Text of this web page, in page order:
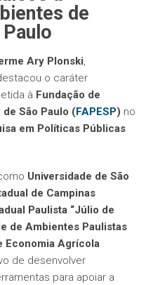
de
Ary Plonski,
o caráter
à Fundação de
São Paulo (FAPESP) no
em Políticas Públicas
Universidade de São
de Campinas
Paulista “Júlio de
de Ambientes Paulistas
Economia Agrícola
de desenvolver
para apoiar a